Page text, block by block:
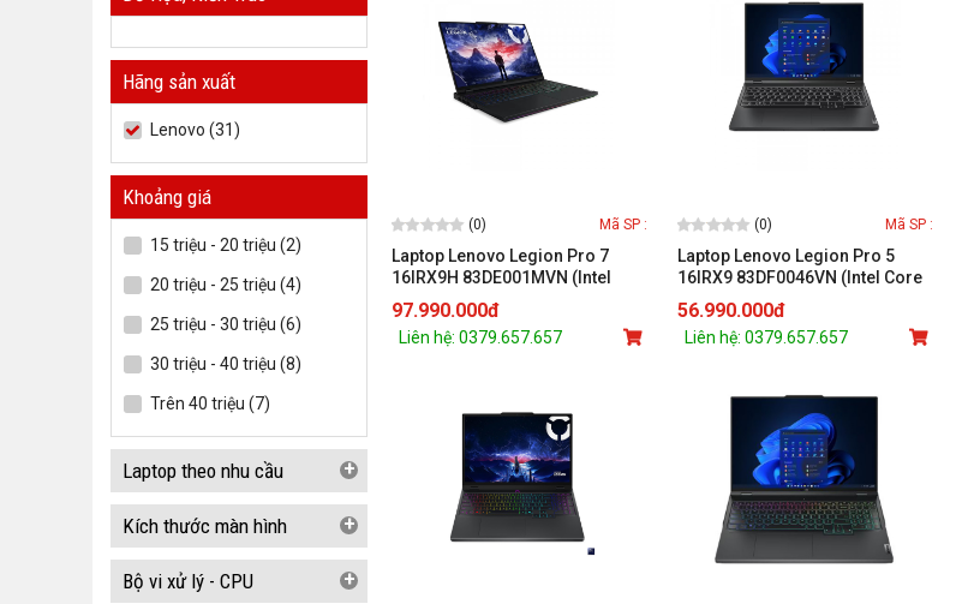
(0) Mã SP :
Laptop Lenovo Legion Pro 7
16IRX9H 83DE001MVN (Intel
Core i9-14900HX /32GB /1TB /16
inch WQXGA 240Hz /RTX 4090
/Win 11 / Black_F)
97.990.000đ
Liên hệ: 0379.657.657
(0) Mã SP :
Laptop Lenovo Legion Pro 5
16IRX9 83DF0046VN (Intel Core
i9-14900HX/ 32GB/ 1TB/ RTX
4070 8GB/ 16 inch WQXGA/ RTX
4070/ Win 11/ Grey)
56.990.000đ
Liên hệ: 0379.657.657
Hãng sản xuất
Lenovo (31)
Khoảng giá
15 triệu - 20 triệu (2)
20 triệu - 25 triệu (4)
25 triệu - 30 triệu (6)
30 triệu - 40 triệu (8)
Trên 40 triệu (7)
Laptop theo nhu cầu +
Kích thước màn hình +
Bộ vi xử lý - CPU +